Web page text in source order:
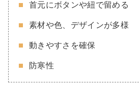
首元にボタンや紐で留める
素材や色、デザインが多様
動きやすさを確保
防寒性